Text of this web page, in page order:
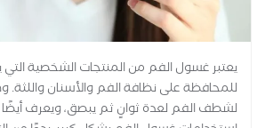
يعتبر غسول الفم من المنتجات الشخصية التي
للمحافظة على نظافة الفم والأسنان
لشطف الفم لعدة ثوانٍ ثم يبصق، ويعرف